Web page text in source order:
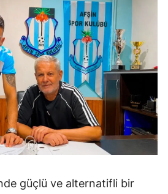
güçlü ve alternatifli bir